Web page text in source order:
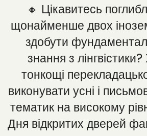
🔸 Цікавитесь
щонайменше двох
здобути
знання з
тонкощі
виконувати усні і
тематик на високому
Дня відкритих дверей